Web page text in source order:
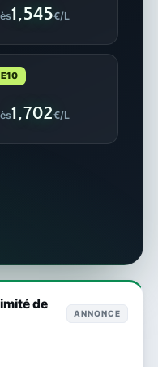
1,545€/L
E10
1,702€/L
de
ANNONCE